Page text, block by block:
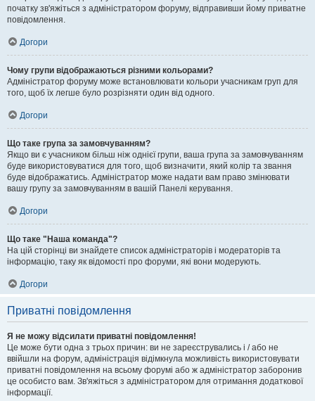
початку зв'яжіться з адміністратором форуму, відправивши йому приватне
повідомлення.
Догори
Чому групи відображаються різними кольорами?
Адміністратор форуму може встановлювати кольори учасникам груп для
того, щоб їх легше було розрізняти один від одного.
Догори
Що таке група за замовчуванням?
Якщо ви є учасником більш ніж однієї групи, ваша група за замовчуванням
буде використовуватися для того, щоб визначити, який колір та звання
буде відображатись. Адміністратор може надати вам право змінювати
вашу групу за замовчуванням в вашій Панелі керування.
Догори
Що таке "Наша команда"?
На цій сторінці ви знайдете список адміністраторів і модераторів та
інформацію, таку як відомості про форуми, які вони модерують.
Догори
Приватні повідомлення
Я не можу відсилати приватні повідомлення!
Це може бути одна з трьох причин: ви не зареєструвались і / або не
ввійшли на форум, адміністрація відімкнула можливість використовувати
приватні повідомлення на всьому форумі або ж адміністратор заборонив
це особисто вам. Зв'яжіться з адміністратором для отримання додаткової
інформації.